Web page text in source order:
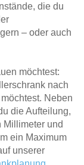
die du
– oder auch
möchtest:
nach
Neben
die Aufteilung,
Millimeter und
ein Maximum
unserer